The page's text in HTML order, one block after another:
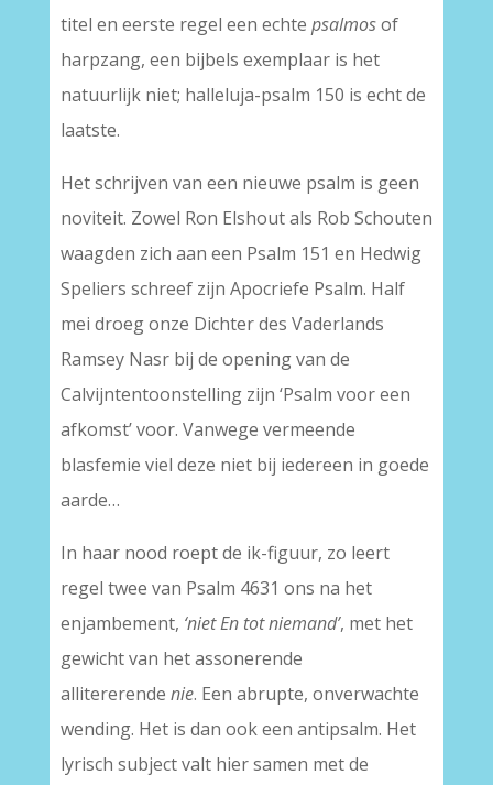
titel en eerste regel een echte psalmosof
harpzang, een bijbels exemplaar is het
natuurlijk niet; halleluja-psalm 150 is echt de
laatste.
Het schrijven van een nieuwe psalm is geen
noviteit. Zowel Ron Elshout als Rob Schouten
waagden zich aan een Psalm 151 en Hedwig
Speliers schreef zijn Apocriefe Psalm. Half
mei droeg onze Dichter des Vaderlands
Ramsey Nasr bij de opening van de
Calvijntentoonstelling zijn ‘Psalm voor een
afkomst’ voor. Vanwege vermeende
blasfemie viel deze niet bij iedereen in goede
aarde…
In haar nood roept de ik-figuur, zo leert
regel twee van Psalm 4631 ons na het
enjambement, ‘niet En tot niemand’, met het
gewicht van het assonerende
allitererende nie. Een abrupte, onverwachte
wending. Het is dan ook een antipsalm. Het
lyrisch subject valt hier samen met de